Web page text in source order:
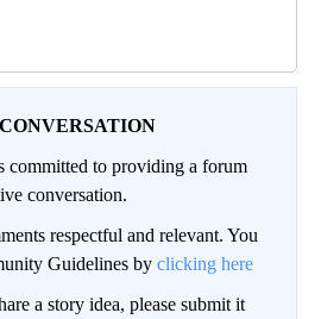
committed to providing a forum
conversation.
respectful and relevant. You
Guidelines by clicking here
a story idea, please submit it